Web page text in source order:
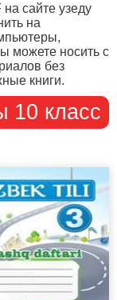
сайте узеду
на
можете носить с
без
книги.
10 класс